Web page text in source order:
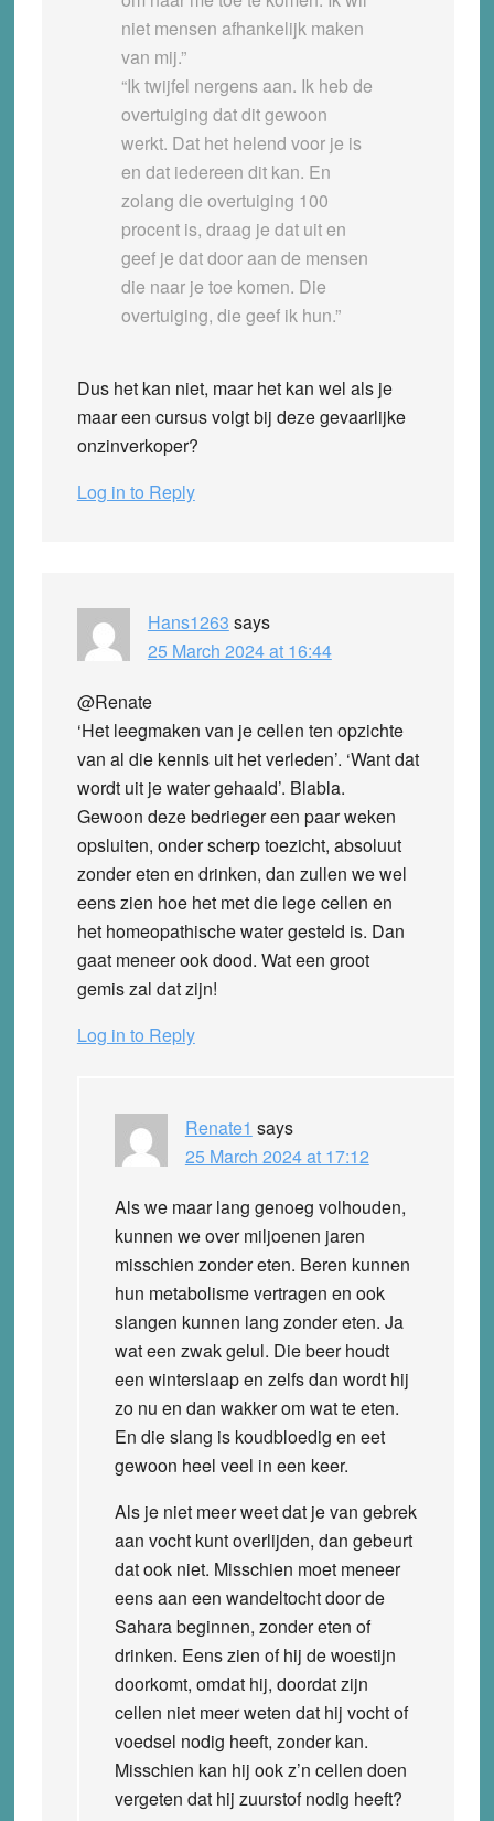
niet mensen afhankelijk maken
van mij.”
“Ik twijfel nergens aan. Ik heb de
overtuiging dat dit gewoon
werkt. Dat het helend voor je is
en dat iedereen dit kan. En
zolang die overtuiging 100
procent is, draag je dat uit en
geef je dat door aan de mensen
die naar je toe komen. Die
overtuiging, die geef ik hun.”
Dus het kan niet, maar het kan wel als je
maar een cursus volgt bij deze gevaarlijke
onzinverkoper?
Log in to Reply
Hans1263 says
25 March 2024 at 16:44
@Renate
‘Het leegmaken van je cellen ten opzichte
van al die kennis uit het verleden’. ‘Want dat
wordt uit je water gehaald’. Blabla.
Gewoon deze bedrieger een paar weken
opsluiten, onder scherp toezicht, absoluut
zonder eten en drinken, dan zullen we wel
eens zien hoe het met die lege cellen en
het homeopathische water gesteld is. Dan
gaat meneer ook dood. Wat een groot
gemis zal dat zijn!
Log in to Reply
Renate1 says
25 March 2024 at 17:12
Als we maar lang genoeg volhouden,
kunnen we over miljoenen jaren
misschien zonder eten. Beren kunnen
hun metabolisme vertragen en ook
slangen kunnen lang zonder eten. Ja
wat een zwak gelul. Die beer houdt
een winterslaap en zelfs dan wordt hij
zo nu en dan wakker om wat te eten.
En die slang is koudbloedig en eet
gewoon heel veel in een keer.
Als je niet meer weet dat je van gebrek
aan vocht kunt overlijden, dan gebeurt
dat ook niet. Misschien moet meneer
eens aan een wandeltocht door de
Sahara beginnen, zonder eten of
drinken. Eens zien of hij de woestijn
doorkomt, omdat hij, doordat zijn
cellen niet meer weten dat hij vocht of
voedsel nodig heeft, zonder kan.
Misschien kan hij ook z’n cellen doen
vergeten dat hij zuurstof nodig heeft?